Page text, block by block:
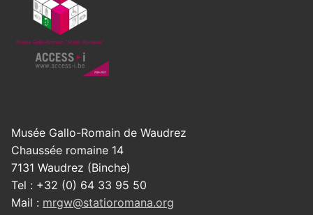
Musée Gallo-Romain de Waudrez
Chaussée romaine 14
7131 Waudrez (Binche)
Tel : +32 (0) 64 33 95 50
Mail : mrgw@statioromana.org